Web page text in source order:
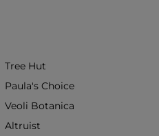
Tree Hut
Paula's Choice
Veoli Botanica
Altruist